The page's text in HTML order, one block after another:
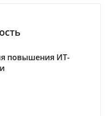
повышения ИТ-